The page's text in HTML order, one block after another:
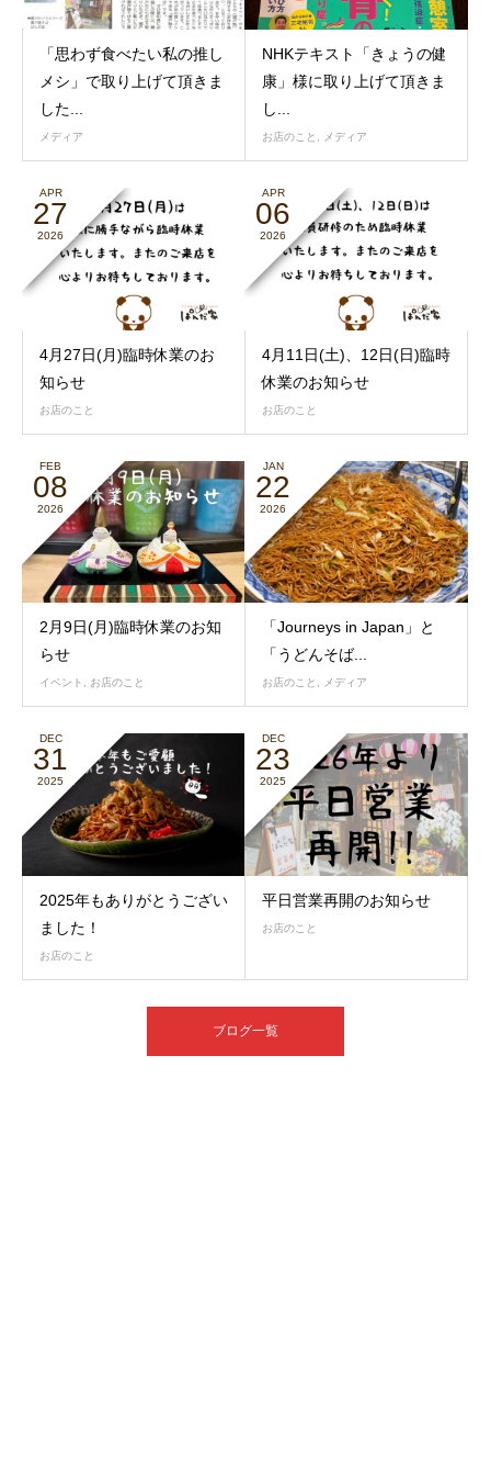
「思わず食べたい私の推し
メシ」で取り上げて頂きま
した...
メディア
NHKテキスト「きょうの健
康」様に取り上げて頂きま
し...
お店のこと , メディア
APR
27
2026
4月27日(月)臨時休業のお
知らせ
お店のこと
APR
06
2026
4月11日(土)、12日(日)臨時
休業のお知らせ
お店のこと
FEB
08
2026
2月9日(月)臨時休業のお知
らせ
イベント お店のこと
JAN
22
2026
「Journeys in Japan」と
「うどんそば...
お店のこと メディア
DEC
31
2025
2025年もありがとうござい
ました！
お店のこと
DEC
23
2025
平日営業再開のお知らせ
お店のこと
ブログ一覧